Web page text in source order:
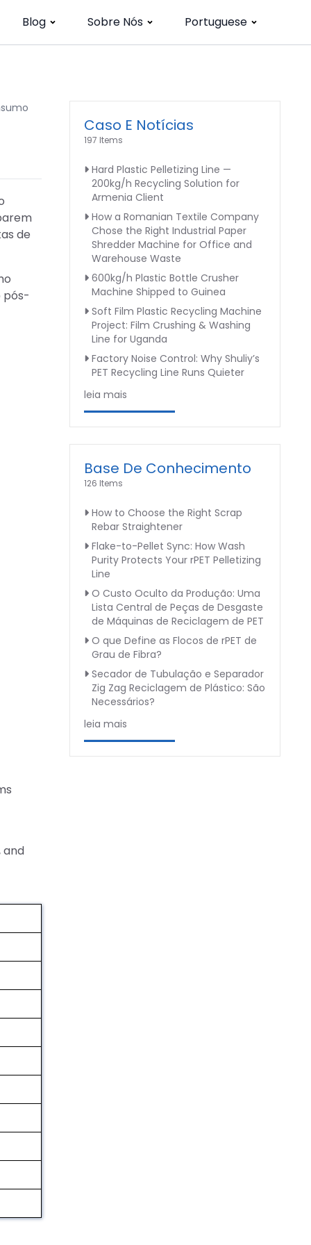
Blog Sobre Nós Portuguese
de
pós-
and
Caso E Notícias
197 Items
Hard Plastic Pelletizing Line —
200kg/h Recycling Solution for
Armenia Client
How a Romanian Textile Company
Chose the Right Industrial Paper
Shredder Machine for Office and
Warehouse Waste
600kg/h Plastic Bottle Crusher
Machine Shipped to Guinea
Soft Film Plastic Recycling Machine
Project: Film Crushing & Washing
Line for Uganda
Factory Noise Control: Why Shuliy’s
PET Recycling Line Runs Quieter
leia mais
Base De Conhecimento
126 Items
How to Choose the Right Scrap
Rebar Straightener
Flake-to-Pellet Sync: How Wash
Purity Protects Your rPET Pelletizing
Line
O Custo Oculto da Produção: Uma
Lista Central de Peças de Desgaste
de Máquinas de Reciclagem de PET
O que Define as Flocos de rPET de
Grau de Fibra?
Secador de Tubulação e Separador
Zig Zag Reciclagem de Plástico: São
Necessários?
leia mais